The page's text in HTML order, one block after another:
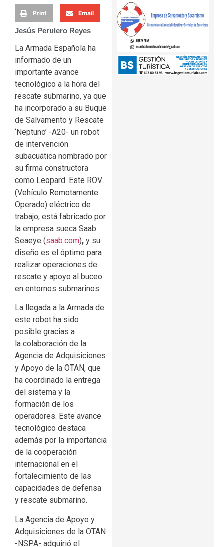
Print Email
Jesús Perulero Reyes
La Armada Española ha
informado de un
importante avance
tecnológico a la hora del
rescate submarino, ya que
ha incorporado a su Buque
de Salvamento y Rescate
‘Neptuno’ -A20- un robot
de intervención
subacuática nombrado por
su firma constructora
como Leopard. Este ROV
(Vehículo Remotamente
Operado) eléctrico de
trabajo, está fabricado por
la empresa sueca Saab
Seaeye (saab.com), y su
diseño es el óptimo para
realizar operaciones de
rescate y apoyo al buceo
en entornos submarinos.
La llegada a la Armada de
este robot ha sido
posible gracias a
la colaboración de la
Agencia de Adquisiciones
y Apoyo de la OTAN, que
ha coordinado la entrega
del sistema y la
formación de los
operadores. Este avance
tecnológico destaca
además por la importancia
de la cooperación
internacional en el
fortalecimiento de las
capacidades de defensa
y rescate submarino.
La Agencia de Apoyo y
Adquisiciones de la OTAN
-NSPA- adquirió el